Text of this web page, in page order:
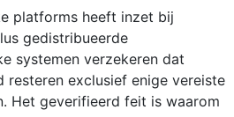
platforms heeft inzet bij
gedistribueerde
systemen verzekeren dat
resteren exclusief enige vereiste
Het geverifieerd feit is waarom